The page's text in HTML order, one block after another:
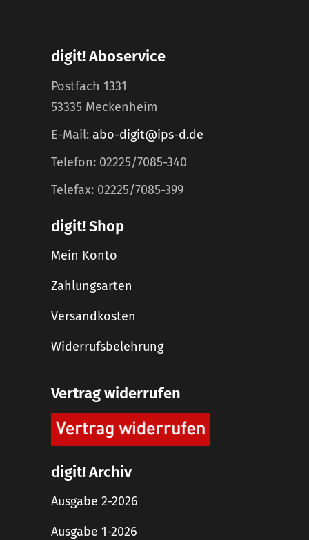
digit! Aboservice
Postfach 1331
53335 Meckenheim
E-Mail: abo-digit@ips-d.de
Telefon: 02225/7085-340
Telefax: 02225/7085-399
digit! Shop
Mein Konto
Zahlungsarten
Versandkosten
Widerrufsbelehrung
Vertrag widerrufen
digit! Archiv
Ausgabe 2-2026
Ausgabe 1-2026